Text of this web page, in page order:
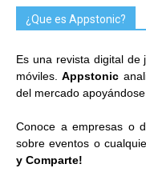
¿Que es Appstonic?
Es una revista digital de
móviles.Appstonic
del mercado
Conoce a empresas o
sobre eventos o
y Comparte!